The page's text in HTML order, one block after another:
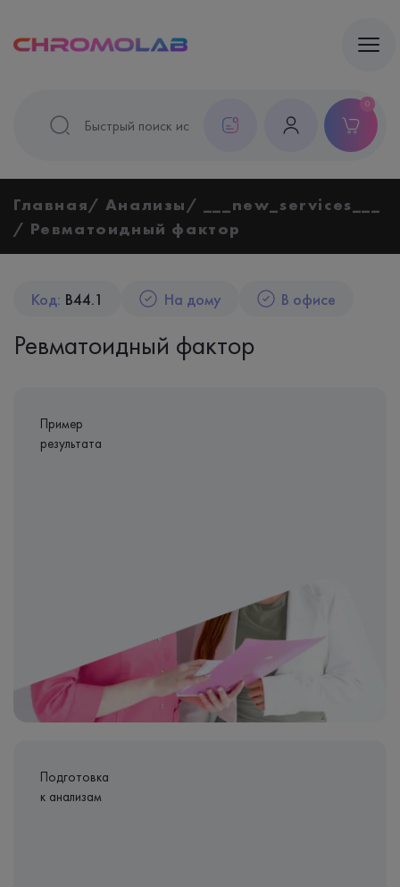
0
Главная Анализы
___new_services___
Ревматоидный фактор
Код: B44.1 На дому В офисе
Ревматоидный фактор
Пример
результата
Подготовка
к анализам